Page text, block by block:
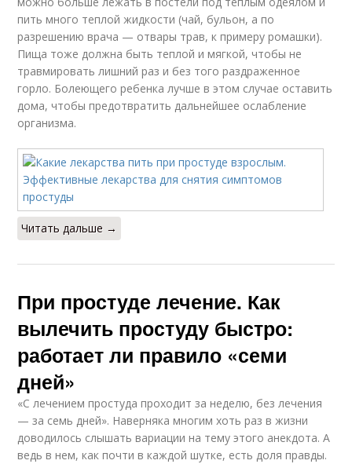
пить много теплой жидкости (чай, бульон, а по
разрешению врача — отвары трав, к примеру ромашки).
Пища тоже должна быть теплой и мягкой, чтобы не
травмировать лишний раз и без того раздраженное
горло. Болеющего ребенка лучше в этом случае оставить
дома, чтобы предотвратить дальнейшее ослабление
организма.
Читать дальше →
При простуде лечение. Как
вылечить простуду быстро:
работает ли правило «семи
дней»
«С лечением простуда проходит за неделю, без лечения
— за семь дней». Наверняка многим хоть раз в жизни
доводилось слышать вариации на тему этого анекдота. А
ведь в нем, как почти в каждой шутке, есть доля правды.